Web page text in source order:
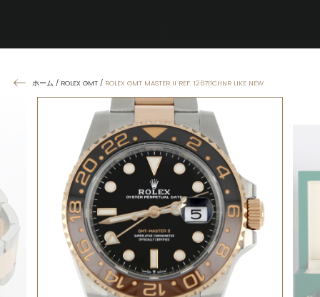
ホーム / ROLEX GMT / ROLEX GMT MASTER II REF. 126711CHNR LIKE NEW